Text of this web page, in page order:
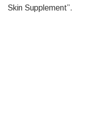
Skin Supplement”.